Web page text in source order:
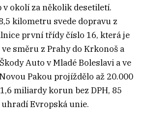
okolí za několik desetiletí.
kilometru svede dopravu z
první třídy číslo 16, která je
směru z Prahy do Krkonoš a
Auto v Mladé Boleslavi a ve
Pakou projíždělo až 20.000
miliardy korun bez DPH, 85
Evropská unie.